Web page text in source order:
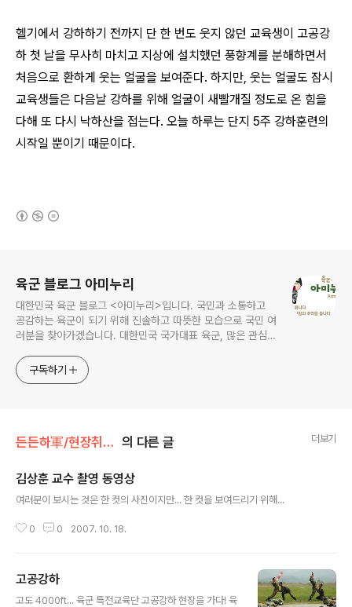
헬기에서 강하하기 전까지 단 한 번도 웃지 않던 교육생이 고공강
하 첫 날을 무사히 마치고 지상에 설치했던 풍향계를 분해하면서
처음으로 환하게 웃는 얼굴을 보여준다. 하지만, 웃는 얼굴도 잠시
교육생들은 다음날 강하를 위해 얼굴이 새빨개질 정도로 온 힘을
다해 또 다시 낙하산을 접는다. 오늘 하루는 단지 5주 강하훈련의
시작일 뿐이기 때문이다.
육군 블로그 아미누리
대한민국 육군 블로그 <아미누리>입니다. 국민과 소통하고
공감하는 육군이 되기 위해 진솔하고 따뜻한 모습으로 국민 여
러분을 찾아가겠습니다. 대한민국 국가대표 육군, 많은 관심과
구독하기
든든하軍/현장취재 365 의 다른 글 더보기
김상훈 교수 촬영 동영상
여러분이 보시는 것은 한 컷의 사진이지만... 한 컷을 보여드리기 위해...
0 0 2007. 10. 18.
고공강하
고도 4000ft... 육군 특전교육단 고공강하 현장을 가다! 육